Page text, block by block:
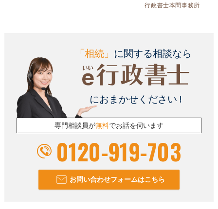
行政書士本間事務所
「相続」 に関する相談なら
におまかせください !
専門相談員が無料でお話を伺います
0120-919-703
お問い合わせフォームはこちら